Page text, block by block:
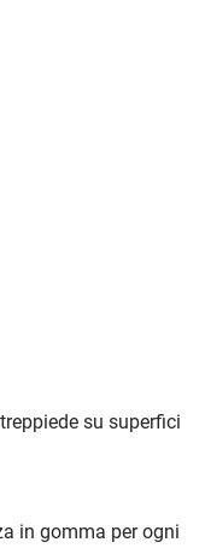
su superfici
in gomma per ogni